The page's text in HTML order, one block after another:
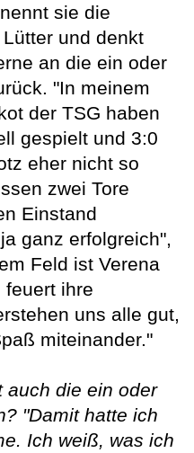
sie die
und denkt
an die ein oder
"In meinem
der TSG haben
gespielt und 3:0
eher nicht so
zwei Tore
Einstand
ganz erfolgreich",
Feld ist Verena
feuert ihre
uns alle gut,
miteinander."
auch die ein oder
"Damit hatte ich
Ich weiß, was ich